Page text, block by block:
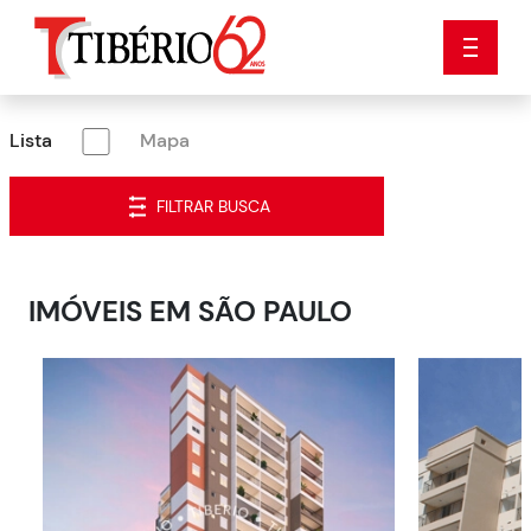
Lista Mapa
FILTRAR BUSCA
IMÓVEIS EM SÃO PAULO